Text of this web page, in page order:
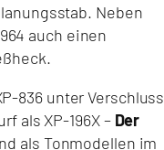
Neben
auch einen
836 unter Verschluss
als XP-196X – Der
als Tonmodellen im